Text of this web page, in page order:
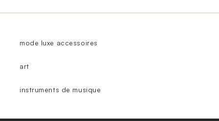
mode luxe accessoires
art
instruments de musique